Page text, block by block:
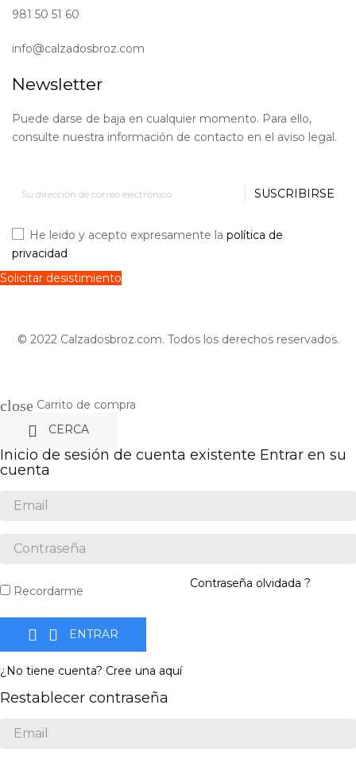
981 50 51 60
info@calzadosbroz.com
Newsletter
Puede darse de baja en cualquier momento. Para ello,
consulte nuestra información de contacto en el aviso legal.
SUSCRIBIRSE
He leido y acepto expresamente la política de
privacidad
Solicitar desistimiento
© 2022 Calzadosbroz.com. Todos los derechos reservados.
close Carrito de compra
 CERCA
Inicio de sesión de cuenta existente Entrar en su
cuenta
Recordarme
Contraseña olvidada ?
  ENTRAR
¿No tiene cuenta? Cree una aquí
Restablecer contraseña